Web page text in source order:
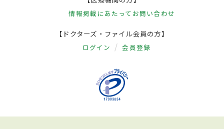
情報掲載にあたって お問い合わせ
【ドクターズ・ファイル会員の方】
ログイン 会員登録